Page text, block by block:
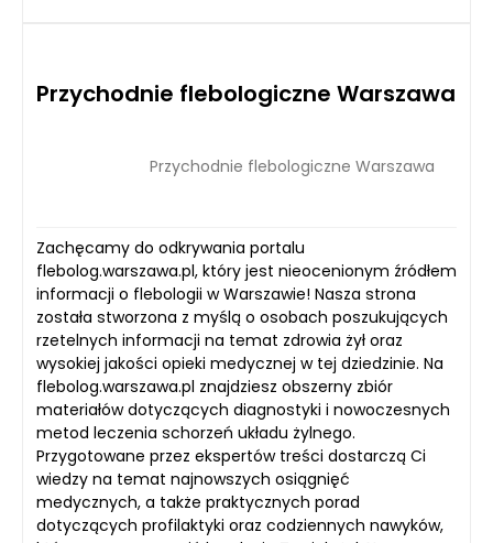
Przychodnie flebologiczne Warszawa
Przychodnie flebologiczne Warszawa
Zachęcamy do odkrywania portalu
flebolog.warszawa.pl, który jest nieocenionym źródłem
informacji o flebologii w Warszawie! Nasza strona
została stworzona z myślą o osobach poszukujących
rzetelnych informacji na temat zdrowia żył oraz
wysokiej jakości opieki medycznej w tej dziedzinie. Na
flebolog.warszawa.pl znajdziesz obszerny zbiór
materiałów dotyczących diagnostyki i nowoczesnych
metod leczenia schorzeń układu żylnego.
Przygotowane przez ekspertów treści dostarczą Ci
wiedzy na temat najnowszych osiągnięć
medycznych, a także praktycznych porad
dotyczących profilaktyki oraz codziennych nawyków,